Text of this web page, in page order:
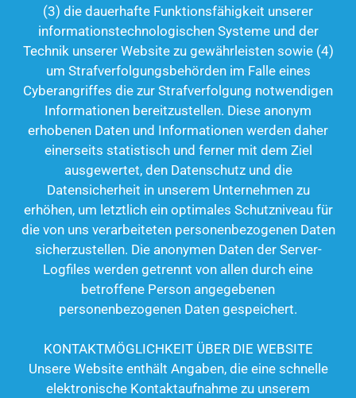
(3) die dauerhafte Funktionsfähigkeit unserer
informationstechnologischen Systeme und der
Technik unserer Website zu gewährleisten sowie (4)
um Strafverfolgungsbehörden im Falle eines
Cyberangriffes die zur Strafverfolgung notwendigen
Informationen bereitzustellen. Diese anonym
erhobenen Daten und Informationen werden daher
einerseits statistisch und ferner mit dem Ziel
ausgewertet, den Datenschutz und die
Datensicherheit in unserem Unternehmen zu
erhöhen, um letztlich ein optimales Schutzniveau für
die von uns verarbeiteten personenbezogenen Daten
sicherzustellen. Die anonymen Daten der Server-
Logfiles werden getrennt von allen durch eine
betroffene Person angegebenen
personenbezogenen Daten gespeichert.
KONTAKTMÖGLICHKEIT ÜBER DIE WEBSITE
Unsere Website enthält Angaben, die eine schnelle
elektronische Kontaktaufnahme zu unserem